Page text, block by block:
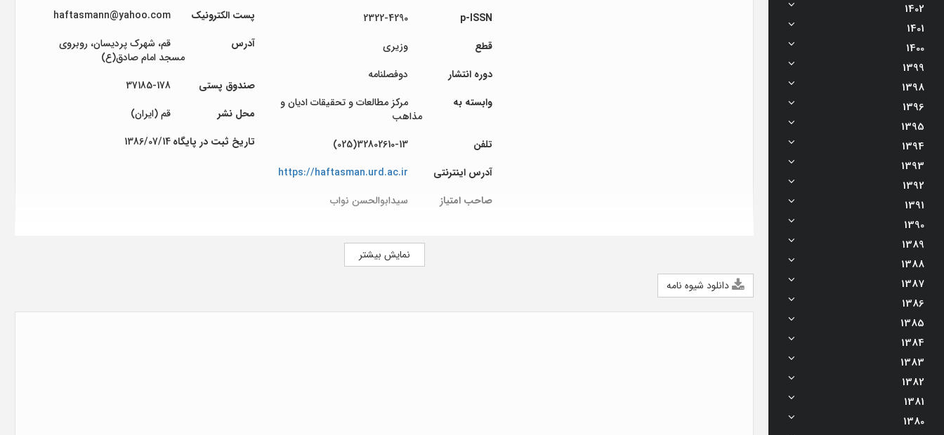
1402
1401
1400
1399
1398
1396
1395
1394
1393
1392
1391
1390
1389
1388
1387
1386
1385
1384
1383
1382
1381
1380
p-ISSN
2322-4290
قطع
وزیری
دوره انتشار
دوفصلنامه
وابسته به
مرکز مطالعات و تحقیقات ادیان و
مذاهب
تلفن
32802610-13(025)
آدرس اینترنتی
https://haftasman.urd.ac.ir
صاحب امتیاز
سیدابوالحسن نواب
پست الکترونیک
haftasmann@yahoo.com
آدرس
قم، شهرک پردیسان، روبروی
مسجد امام صادق(ع)
صندوق پستی
37185-178
محل نشر
قم (ایران)
تاریخ ثبت در پایگاه1386/07/14
نمایش بیشتر
دانلود شیوه نامه